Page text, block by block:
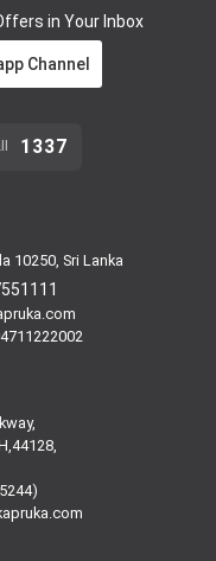
in Your Inbox
Channel
1337
10250, Sri Lanka